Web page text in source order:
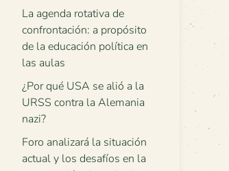
La agenda rotativa de
confrontación: a propósito
de la educación política en
las aulas
¿Por qué USA se alió a la
URSS contra la Alemania
nazi?
Foro analizará la situación
actual y los desafíos en la